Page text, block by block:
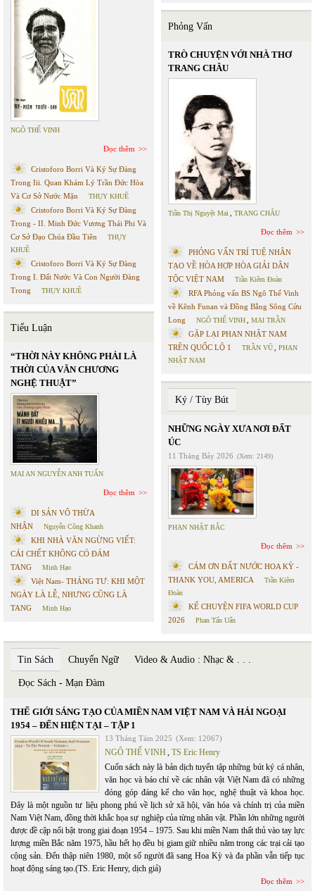
NGÔ THẾ VINH
Đọc thêm
Cristoforo Borri Và Ký Sự Đàng
Trong Iii. Quan Khám Lý Trần Đức Hòa
Và Cơ Sở Nước Mặn
THỤY KHUÊ
Cristoforo Borri Và Ký Sự Đàng
Trong - II. Minh Đức Vương Thái Phi Và
Cơ Sở Đạo Chúa Đầu Tiên
THỤY
KHUÊ
Cristoforo Borri Và Ký Sự Đàng
Trong I. Đất Nước Và Con Người Đàng
Trong
THỤY KHUÊ
Tiểu Luận
“THỜI NÀY KHÔNG PHẢI LÀ
THỜI CỦA VĂN CHƯƠNG
NGHỆ THUẬT”
MAI AN NGUYỄN ANH TUẤN
Đọc thêm
DI SẢN VÔ THỪA
NHẬN
Nguyễn Công Khanh
KHI NHÀ VĂN NGỪNG VIẾT:
CÁI CHẾT KHÔNG CÓ ĐÁM
TANG
Minh Hạo
Việt Nam- THÁNG TƯ: KHI MỘT
NGÀY LÀ LỄ, NHƯNG CŨNG LÀ
TANG
Minh Hạo
Phỏng Vấn
TRÒ CHUYỆN VỚI NHÀ THƠ
TRANG CHÂU
Trần Thị Nguyệt Mai, TRANG CHÂU
Đọc thêm
PHỎNG VẤN TRÍ TUỆ NHÂN
TẠO VỀ HÒA HỢP HÒA GIẢI DÂN
TỘC VIỆT NAM
Trần Kiêm Đoàn
RFA Phỏng vấn BS Ngô Thế Vinh
về Kênh Funan và Đồng Bằng Sông Cửu
Long
NGÔ THẾ VINH, MAI TRẦN
GẶP LẠI PHAN NHẬT NAM
TRÊN QUỐC LỘ 1
TRẦN VŨ, PHAN
NHẬT NAM
Ký / Tùy Bút
NHỮNG NGÀY XƯA NƠI ĐẤT
ÚC
11 Tháng Bảy 2026 (Xem: 2149)
PHAN NHẬT BẮC
Đọc thêm
CÁM ƠN ĐẤT NƯỚC HOA KỲ -
THANK YOU, AMERICA
Trần Kiêm
Đoàn
KỂ CHUYỆN FIFA WORLD CUP
2026
Phan Tấn Uẩn
Tin Sách Chuyển Ngữ Video & Audio : Nhạc & . . .
Đọc Sách - Mạn Đàm
THẾ GIỚI SÁNG TẠO CỦA MIỀN NAM VIỆT NAM VÀ HẢI NGOẠI
1954 – ĐẾN HIỆN TẠI – TẬP 1
13 Tháng Tám 2025 (Xem: 12067)
NGÔ THẾ VINH, TS Eric Henry
Cuốn sách này là bản dịch tuyển tập những bút ký cá nhân,
văn học và báo chí về các nhân vật Việt Nam đã có những
đóng góp đáng kể cho văn học, nghệ thuật và khoa học.
Đây là một nguồn tư liệu phong phú về lịch sử xã hội, văn hóa và chính trị của miền
Nam Việt Nam, đồng thời khắc họa sự nghiệp của từng nhân vật. Phần lớn những người
được đề cập nổi bật trong giai đoạn 1954 – 1975. Sau khi miền Nam thất thủ vào tay lực
lượng miền Bắc năm 1975, hầu hết họ đều bị giam giữ nhiều năm trong các trại cải tạo
cộng sản. Đến thập niên 1980, một số người đã sang Hoa Kỳ và đa phần vẫn tiếp tục
hoạt động sáng tạo.(TS. Eric Henry, dịch giả)
Đọc thêm